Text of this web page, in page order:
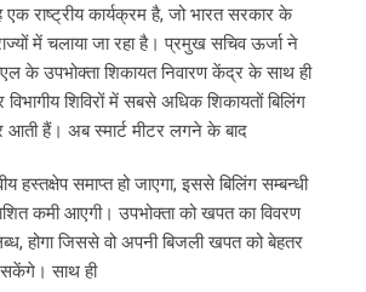
एक राष्ट्रीय कार्यक्रम है, जो भारत सरकार के
में चलाया जा रहा है। प्रमुख सचिव ऊर्जा ने
के उपभोक्ता शिकायत निवारण केंद्र के साथ ही
शिविरों में सबसे अधिक शिकायतों बिलिंग
हैं। अब स्मार्ट मीटर लगने के बाद
हस्तक्षेप समाप्त हो जाएगा, इससे बिलिंग सम्बन्धी
कमी आएगी। उपभोक्ता को खपत का विवरण
होगा जिससे वो अपनी बिजली खपत को बेहतर
साथ ही